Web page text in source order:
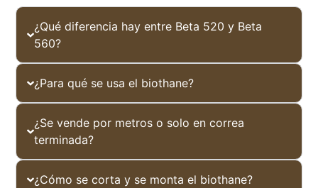
¿Qué diferencia hay entre Beta 520 y Beta
560?
¿Para qué se usa el biothane?
¿Se vende por metros o solo en correa
terminada?
¿Cómo se corta y se monta el biothane?